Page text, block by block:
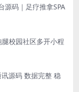
源码｜足疗推拿SPA
校园社区多开小程
源码 数据完整 稳